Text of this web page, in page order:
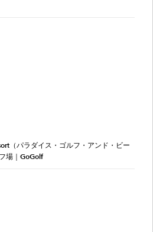
（パラダイス・ゴルフ・アンド・ビー
場｜GoGolf